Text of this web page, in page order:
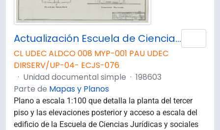
Actualización Escuela de Ciencias Juridicas, Planta 3° Piso y Elevación Principal.
CL UDEC ALDCO 008 MYP-001 PAU UDEC
DIRSERV/UP-04- ECJS-076
· Unidad documental simple · 198603
Parte de Mapas y Planos
Plano a escala 1:100 que detalla la planta del tercer
piso y las elevaciones posterior y acceso a escala del
edificio de la Escuela de Ciencias Jurídicas y sociales